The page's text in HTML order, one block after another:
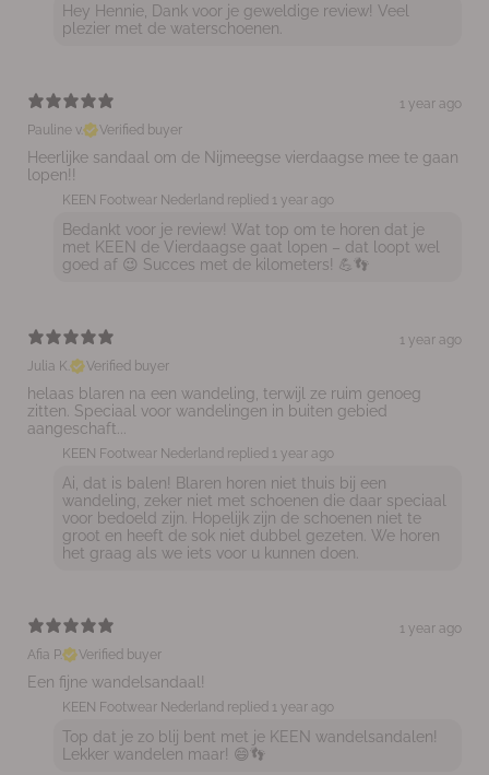
Hey Hennie, Dank voor je geweldige review! Veel
plezier met de waterschoenen.
1 year ago
Pauline v.
Verified buyer
Heerlijke sandaal om de Nijmeegse vierdaagse mee te gaan
lopen!!
KEEN Footwear Nederland replied 1 year ago
Bedankt voor je review! Wat top om te horen dat je
met KEEN de Vierdaagse gaat lopen – dat loopt wel
goed af 😉 Succes met de kilometers! 💪👣
1 year ago
Julia K.
Verified buyer
helaas blaren na een wandeling, terwijl ze ruim genoeg
zitten. Speciaal voor wandelingen in buiten gebied
aangeschaft...
KEEN Footwear Nederland replied 1 year ago
Ai, dat is balen! Blaren horen niet thuis bij een
wandeling, zeker niet met schoenen die daar speciaal
voor bedoeld zijn. Hopelijk zijn de schoenen niet te
groot en heeft de sok niet dubbel gezeten. We horen
het graag als we iets voor u kunnen doen.
1 year ago
Afia P.
Verified buyer
Een fijne wandelsandaal!
KEEN Footwear Nederland replied 1 year ago
Top dat je zo blij bent met je KEEN wandelsandalen!
Lekker wandelen maar! 😄👣